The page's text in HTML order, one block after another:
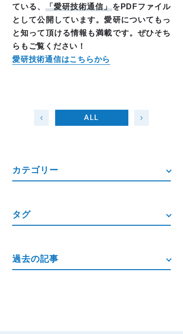
ている、「愛研技術通信」をPDFファイル
として公開しています。愛研についてもっ
と知って頂ける情報も満載です。ぜひそち
らもご覧ください！
愛研技術通信はこちらから
ALL
カテゴリー
タグ
過去の記事